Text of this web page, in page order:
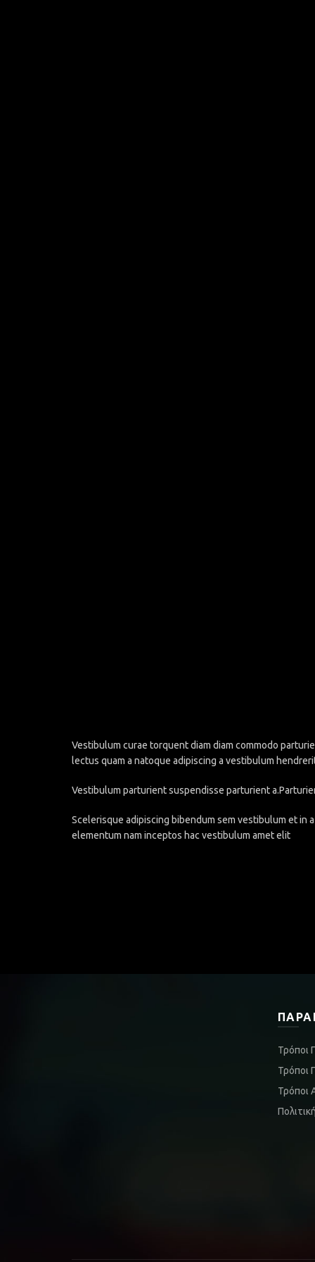
Vestibulum curae torquent diam diam commodo
lectus quam a natoque adipiscing a vestibulum
Vestibulum parturient suspendisse parturient
Scelerisque adipiscing bibendum sem vestibulum et
elementum nam inceptos hac vestibulum amet elit
Τρόποι
Τρόποι
Τρόποι